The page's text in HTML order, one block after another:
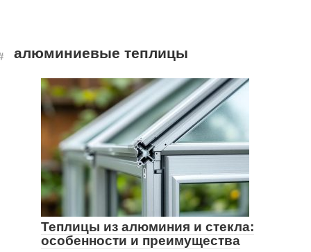
алюминиевые теплицы
Теплицы из алюминия и стекла:
особенности и преимущества